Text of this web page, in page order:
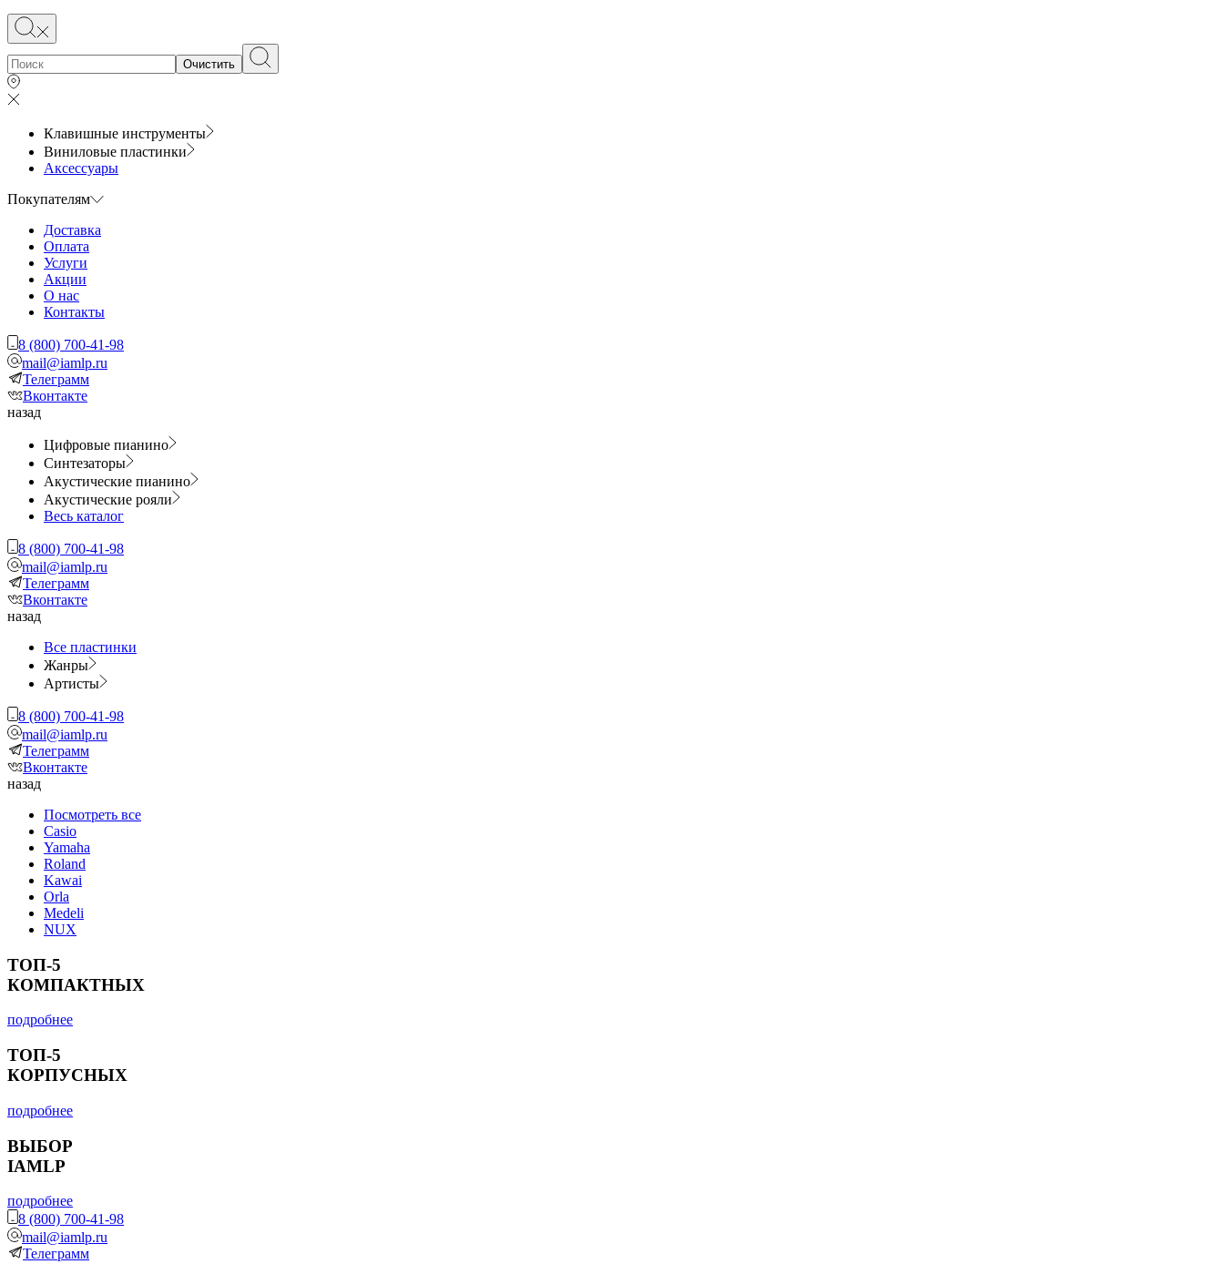
Очистить
Клавишные инструменты
Виниловые пластинки
Аксессуары
Покупателям
Доставка
Оплата
Услуги
Акции
О нас
Контакты
8 (800) 700-41-98
mail@iamlp.ru
Телеграмм
Вконтакте
назад
Цифровые пианино
Синтезаторы
Акустические пианино
Акустические рояли
Весь каталог
8 (800) 700-41-98
mail@iamlp.ru
Телеграмм
Вконтакте
назад
Все пластинки
Жанры
Артисты
8 (800) 700-41-98
mail@iamlp.ru
Телеграмм
Вконтакте
назад
Посмотреть все
Casio
Yamaha
Roland
Kawai
Orla
Medeli
NUX
ТОП-5
КОМПАКТНЫХ
подробнее
ТОП-5
КОРПУСНЫХ
подробнее
ВЫБОР
IAMLP
подробнее
8 (800) 700-41-98
mail@iamlp.ru
Телеграмм